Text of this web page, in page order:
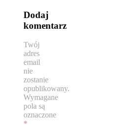
Dodaj
komentarz
Twój
adres
email
nie
zostanie
opublikowany.
Wymagane
pola są
oznaczone
*